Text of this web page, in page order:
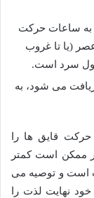
به ساعات حرکت
ها بستگی دارد. معمولاً از ۹ صبح تا ۶ عصر (یا تا غروب
می شود، به
قایق ها را
ممکن است کمتر
است و توصیه می
نهایت لذت را